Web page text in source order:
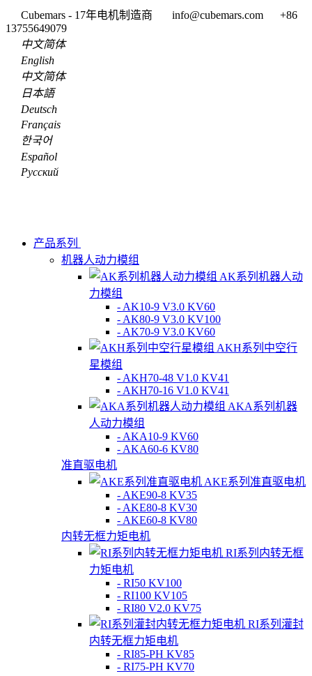
Cubemars - 17年电机制造商 info@cubemars.com
+86
13755649079
中文简体
English
中文简体
日本語
Deutsch
Français
한국어
Español
Pусский
产品系列
机器人动力模组
AK系列机器人动
力模组
- AK10-9 V3.0 KV60
- AK80-9 V3.0 KV100
- AK70-9 V3.0 KV60
AKH系列中空行
星模组
- AKH70-48 V1.0 KV41
- AKH70-16 V1.0 KV41
AKA系列机器
人动力模组
- AKA10-9 KV60
- AKA60-6 KV80
准直驱电机
AKE系列准直驱电机
- AKE90-8 KV35
- AKE80-8 KV30
- AKE60-8 KV80
内转无框力矩电机
RI系列内转无框
力矩电机
- RI50 KV100
- RI100 KV105
- RI80 V2.0 KV75
RI系列灌封
内转无框力矩电机
- RI85-PH KV85
- RI75-PH KV70